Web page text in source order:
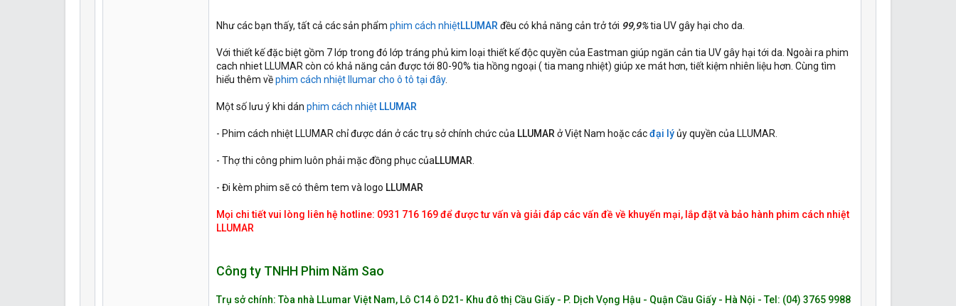
Như các bạn thấy, tất cả các sản phẩm phim cách nhiệtLLUMAR đều có khả năng cản trở tới 99,9%tia UV gây hại cho da.
Với thiết kế đặc biệt gồm 7 lớp trong đó lớp tráng phủ kim loại thiết kế độc quyền của Eastman giúp ngăn cản tia UV gây hại tới da. Ngoài ra phim
cach nhiet LLUMAR còn có khả năng cản được tới 80-90% tia hồng ngoại ( tia mang nhiệt) giúp xe mát hơn, tiết kiệm nhiên liệu hơn. Cùng tìm
hiểu thêm vềphim cách nhiệt llumar cho ô tô tại đây.
Một số lưu ý khi dán phim cách nhiệt LLUMAR
- Phim cách nhiệt LLUMAR chỉ được dán ở các trụ sở chính chức của LLUMAR ở Việt Nam hoặc cácđại lý ủy quyền của LLUMAR.
- Thợ thi công phim luôn phải mặc đồng phục củaLLUMAR
- Đi kèm phim sẽ có thêm tem và logo LLUMAR
Mọi chi tiết vui lòng liên hệ hotline: 0931 716 169 để được tư vấn và giải đáp các vấn đề về khuyến mại, lắp đặt và bảo hành phim cách nhiệt
LLUMAR
Công ty TNHH Phim Năm Sao
Trụ sở chính: Tòa nhà LLumar Việt Nam, Lô C14 ô D21- Khu đô thị Cầu Giấy - P. Dịch Vọng Hậu - Quận Cầu Giấy - Hà Nội - Tel: (04) 3765 9988